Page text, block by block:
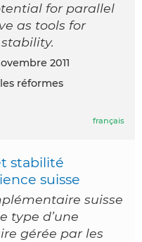
for parallel
as tools for
2011
réformes
français
stabilité
suisse
suisse
type d’une
gérée par les